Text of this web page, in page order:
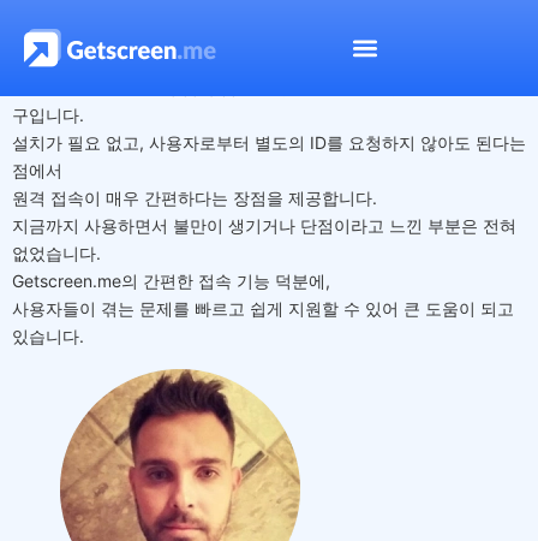
Rafael Albino
구입니다.
설치가 필요 없고, 사용자로부터 별도의 ID를 요청하지 않아도 된다는
점에서
원격 접속이 매우 간편하다는 장점을 제공합니다.
지금까지 사용하면서 불만이 생기거나 단점이라고 느낀 부분은 전혀
없었습니다.
Getscreen.me의 간편한 접속 기능 덕분에,
사용자들이 겪는 문제를 빠르고 쉽게 지원할 수 있어 큰 도움이 되고
있습니다.